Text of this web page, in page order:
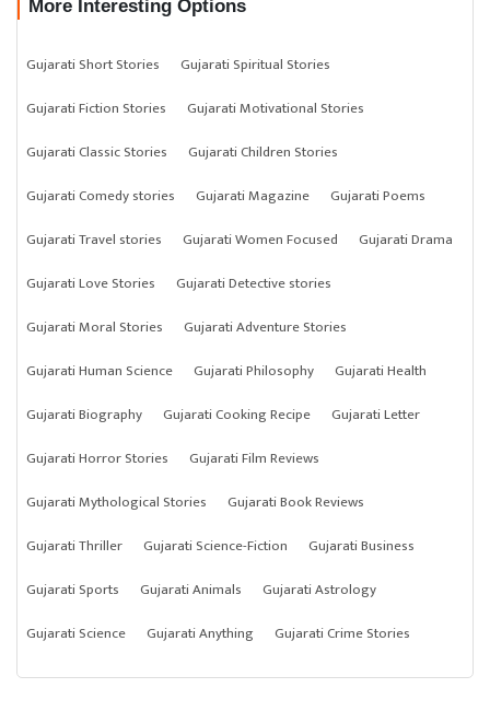
More Interesting Options
Gujarati Short Stories
Gujarati Spiritual Stories
Gujarati Fiction Stories
Gujarati Motivational Stories
Gujarati Classic Stories
Gujarati Children Stories
Gujarati Comedy stories
Gujarati Magazine
Gujarati Poems
Gujarati Travel stories
Gujarati Women Focused
Gujarati Drama
Gujarati Love Stories
Gujarati Detective stories
Gujarati Moral Stories
Gujarati Adventure Stories
Gujarati Human Science
Gujarati Philosophy
Gujarati Health
Gujarati Biography
Gujarati Cooking Recipe
Gujarati Letter
Gujarati Horror Stories
Gujarati Film Reviews
Gujarati Mythological Stories
Gujarati Book Reviews
Gujarati Thriller
Gujarati Science-Fiction
Gujarati Business
Gujarati Sports
Gujarati Animals
Gujarati Astrology
Gujarati Science
Gujarati Anything Gujarati Crime Stories